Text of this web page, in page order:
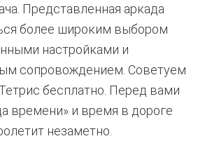
Представленная аркада
более широким выбором
настройками и
сопровождением. Советуем
бесплатно. Перед вами
времени» и время в дороге
незаметно.